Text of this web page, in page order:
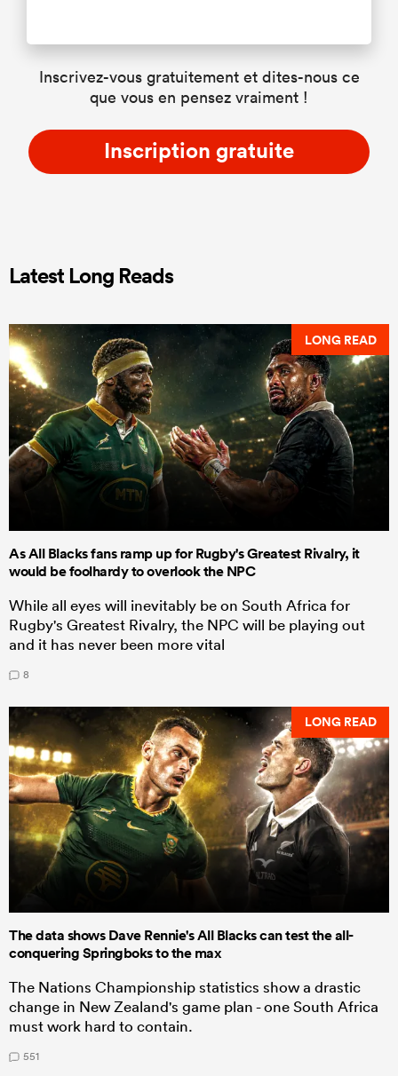
Inscrivez-vous gratuitement et dites-nous ce
que vous en pensez vraiment !
Inscription gratuite
Latest Long Reads
LONG READ
As All Blacks fans ramp up for Rugby's Greatest Rivalry, it
would be foolhardy to overlook the NPC
While all eyes will inevitably be on South Africa for
Rugby's Greatest Rivalry, the NPC will be playing out
and it has never been more vital
8
LONG READ
The data shows Dave Rennie's All Blacks can test the all-
conquering Springboks to the max
The Nations Championship statistics show a drastic
change in New Zealand's game plan - one South Africa
must work hard to contain.
551